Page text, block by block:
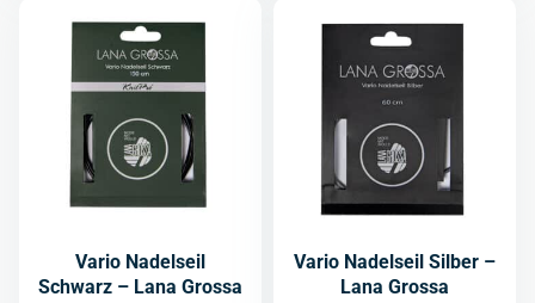
Vario Nadelseil
Schwarz – Lana Grossa
Vario Nadelseil Silber –
Lana Grossa